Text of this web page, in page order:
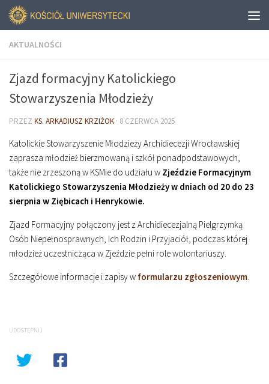
AKTUALNOŚCI
Zjazd formacyjny Katolickiego
Stowarzyszenia Młodzieży
PRZEZ KS. ARKADIUSZ KRZIŻOK · 8 CZERWCA 2025
Katolickie Stowarzyszenie Młodzieży Archidiecezji Wrocławskiej
zaprasza młodzież bierzmowaną i szkół ponadpodstawowych,
także nie zrzeszoną w KSMie do udziału w Zjeździe Formacyjnym
Katolickiego Stowarzyszenia Młodzieży w dniach od 20 do 23
sierpnia w Ziębicach i Henrykowie.
Zjazd Formacyjny połączony jest z Archidiecezjalną Pielgrzymką
Osób Niepełnosprawnych, Ich Rodzin i Przyjaciół, podczas której
młodzież uczestnicząca w Zjeździe pełni role wolontariuszy.
Szczegółowe informacje i zapisy w formularzu zgłoszeniowym.
UDOSTĘPNIJ